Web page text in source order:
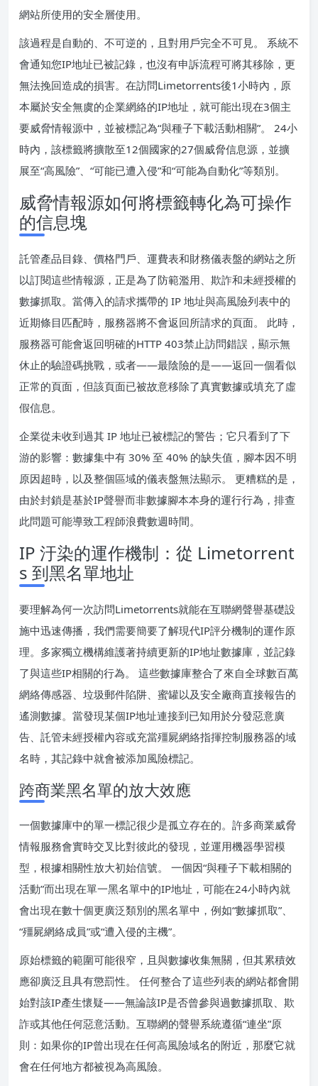
網站所使用的安全層使用。
該過程是自動的、不可逆的，且對用戶完全不可見。 系統不
會通知您IP地址已被記錄，也沒有申訴流程可將其移除，更
無法挽回造成的損害。在訪問Limetorrents後1小時內，原
本屬於安全無虞的企業網絡的IP地址，就可能出現在3個主
要威脅情報源中，並被標記為“與種子下載活動相關”。 24小
時內，該標籤將擴散至12個國家的27個威脅信息源，並擴
展至“高風險”、“可能已遭入侵”和“可能為自動化”等類別。
威脅情報源如何將標籤轉化為可操作
的信息塊
託管產品目錄、價格門戶、運費表和財務儀表盤的網站之所
以訂閱這些情報源，正是為了防範濫用、欺詐和未經授權的
數據抓取。當傳入的請求攜帶的 IP 地址與高風險列表中的
近期條目匹配時，服務器將不會返回所請求的頁面。 此時，
服務器可能會返回明確的HTTP 403禁止訪問錯誤，顯示無
休止的驗證碼挑戰，或者——最陰險的是——返回一個看似
正常的頁面，但該頁面已被故意移除了真實數據或填充了虛
假信息。
企業從未收到過其 IP 地址已被標記的警告；它只看到了下
游的影響：數據集中有 30% 至 40% 的缺失值，腳本因不明
原因超時，以及整個區域的儀表盤無法顯示。 更糟糕的是，
由於封鎖是基於IP聲譽而非數據腳本本身的運行行為，排查
此問題可能導致工程師浪費數週時間。
IP 汙染的運作機制：從 Limetorrent
s 到黑名單地址
要理解為何一次訪問Limetorrents就能在互聯網聲譽基礎設
施中迅速傳播，我們需要簡要了解現代IP評分機制的運作原
理。多家獨立機構維護著持續更新的IP地址數據庫，並記錄
了與這些IP相關的行為。 這些數據庫整合了來自全球數百萬
網絡傳感器、垃圾郵件陷阱、蜜罐以及安全廠商直接報告的
遙測數據。當發現某個IP地址連接到已知用於分發惡意廣
告、託管未經授權內容或充當殭屍網絡指揮控制服務器的域
名時，其記錄中就會被添加風險標記。
跨商業黑名單的放大效應
一個數據庫中的單一標記很少是孤立存在的。許多商業威脅
情報服務會實時交叉比對彼此的發現，並運用機器學習模
型，根據相關性放大初始信號。 一個因“與種子下載相關的
活動”而出現在單一黑名單中的IP地址，可能在24小時內就
會出現在數十個更廣泛類別的黑名單中，例如“數據抓取”、
“殭屍網絡成員”或“遭入侵的主機”。
原始標籤的範圍可能很窄，且與數據收集無關，但其累積效
應卻廣泛且具有懲罰性。 任何整合了這些列表的網站都會開
始對該IP產生懷疑——無論該IP是否曾參與過數據抓取、欺
詐或其他任何惡意活動。互聯網的聲譽系統遵循“連坐”原
則：如果你的IP曾出現在任何高風險域名的附近，那麼它就
會在任何地方都被視為高風險。